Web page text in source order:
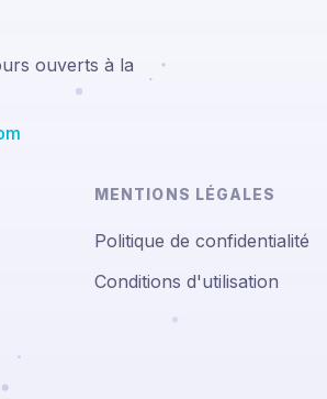
ouverts à la
MENTIONS LÉGALES
Politique de confidentialité
Conditions d'utilisation